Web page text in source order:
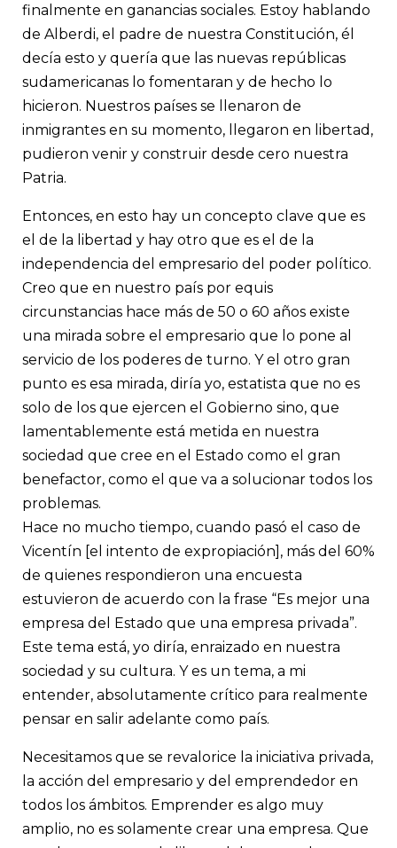
finalmente en ganancias sociales. Estoy hablando
de Alberdi, el padre de nuestra Constitución, él
decía esto y quería que las nuevas repúblicas
sudamericanas lo fomentaran y de hecho lo
hicieron. Nuestros países se llenaron de
inmigrantes en su momento, llegaron en libertad,
pudieron venir y construir desde cero nuestra
Patria.
Entonces, en esto hay un concepto clave que es
el de la libertad y hay otro que es el de la
independencia del empresario del poder político.
Creo que en nuestro país por equis
circunstancias hace más de 50 o 60 años existe
una mirada sobre el empresario que lo pone al
servicio de los poderes de turno. Y el otro gran
punto es esa mirada, diría yo, estatista que no es
solo de los que ejercen el Gobierno sino, que
lamentablemente está metida en nuestra
sociedad que cree en el Estado como el gran
benefactor, como el que va a solucionar todos los
problemas.
Hace no mucho tiempo, cuando pasó el caso de
Vicentín [el intento de expropiación], más del 60%
de quienes respondieron una encuesta
estuvieron de acuerdo con la frase “Es mejor una
empresa del Estado que una empresa privada”.
Este tema está, yo diría, enraizado en nuestra
sociedad y su cultura. Y es un tema, a mi
entender, absolutamente crítico para realmente
pensar en salir adelante como país.
Necesitamos que se revalorice la iniciativa privada,
la acción del empresario y del emprendedor en
todos los ámbitos. Emprender es algo muy
amplio, no es solamente crear una empresa. Que